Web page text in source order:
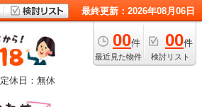
最終更新：2026年08月06日
00件
最近見た物件
00件
検討リスト
定休日：無休